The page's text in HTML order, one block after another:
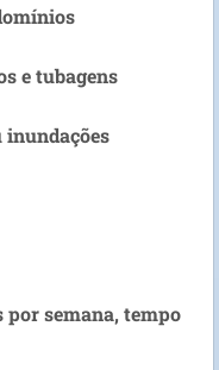
e tubagens
inundações
por semana, tempo